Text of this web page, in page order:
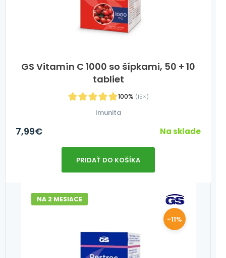
GS Vitamín C 1000 so šípkami, 50 + 10
tabliet
100% (15×)
Imunita
7,99€ Na sklade
PRIDAŤ DO KOŠÍKA
NA 2 MESIACE
-11%